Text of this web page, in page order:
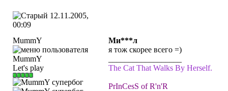
12.11.2005,
00:09
MummY
Let's play
Ми***л
я тож скорее всего =)
The Cat That Walks By Herself.
PrInCesS of R'n'R